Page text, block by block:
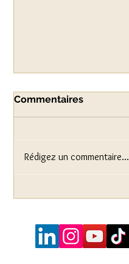
acteurs
Commentaires
Rédigez un commentaire...